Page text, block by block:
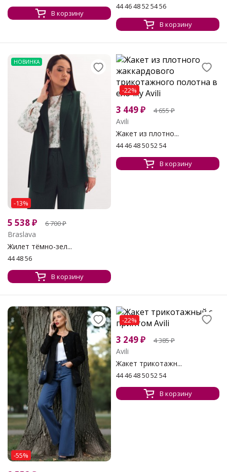
В корзину
44 46 48 52 54 56
В корзину
НОВИНКА
-13%
5 538₽ 6 700₽
Braslava
Жилет тёмно-зел...
44 48 56
В корзину
-22%
3 449₽ 4 655₽
Avili
Жакет из плотно...
44 46 48 50 52 54
В корзину
-55%
-22%
3 249₽ 4 385₽
Avili
Жакет трикотажн...
44 46 48 50 52 54
В корзину